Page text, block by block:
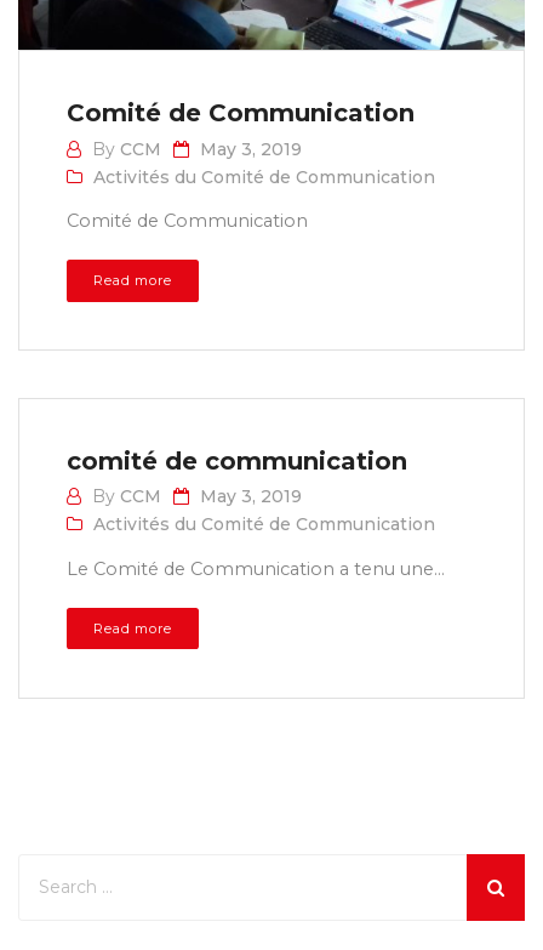
Comité de Communication
By CCM
May 3, 2019
Activités du Comité de Communication
Comité de Communication
Read more
comité de communication
By CCM
May 3, 2019
Activités du Comité de Communication
Le Comité de Communication a tenu une...
Read more